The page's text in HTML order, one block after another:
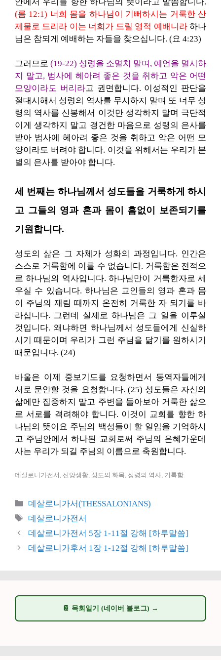
(롬 12:1) 너희 몸을 하나님이 기뻐하시는 거룩한 산
제물로 드리라 이는 너희가 드릴 영적 예배니라 하나
님은 참되게 예배하는 자들을 찾으십니다. (요 4:23)
그러므로 (19-22) 성령을 소멸치 말며, 예언을 멸시하
지 말고, 범사에 헤아려 좋은 것을 취하고 악은 어떤
모양이라도 버리라고 권면합니다. 이성적인 판단을
절대시해서 성령의 역사를 무시하지 말며 또 너무 성
령의 역사를 신봉해서 이것만 생각하지 말며 극단적
이게 생각하지 말고 경건한 마음으로 성령의 은사를
받아 범사에 헤아려 좋은 것을 취하고 악은 어떤 모
양이라도 버려야 합니다. 이것을 위해서는 우리가 분
별의 은사를 받아야 합니다.
세 번째는 하나님께서 성도들을 거룩하게 하시
고 그들의 영과 혼과 몸이 흠없이 보존되기를
기원합니다.
성도의 삶은 그 자체가 성화의 과정입니다. 인간은
스스로 거룩함에 이를 수 없습니다. 거룩함은 전적으
로 하나님의 역사입니다. 하나님만이 거룩한자로 세
우실 수 있습니다. 하나님은 교인들의 영과 혼과 몸
이 주님의 재림 때까지 온전히 거룩한 자 되기를 바
라십니다. 그런데 실제로 하나님은 그 일을 이루실
것입니다. 왜냐하면 하나님께서 성도들에게 신실하
시기 때문이며 우리가 그런 주님을 닮기를 원하시기
때문입니다. (24)
바울은 이제 중보기도를 요청하면서 동역자들에게
서로 문안할 것을 요청합니다. (25) 성도들은 자신의
삶에만 집중하지 말고 주변을 돌아보아 거룩한 삶으
로 서로를 격려해야 합니다. 이것이 교회를 향한 하
나님의 뜻이요 주님의 백성들이 할 일임을 기억하시
고 주님안에서 하나된 교회로써 주님의 은혜가운데
사는 우리가 되길 주님의 이름으로 축원합니다.
데살로니가전서, 신앙생활, 성도의 화목, 성령의 역사, 거룩함
카
테
리
데살로니가서(THESSALONIANS)
태
그
데살로니가전서
데살로니가전서 5장 1-11절 강해 [하루말씀]
데살로니가후서 1장 1-12절 강해 [하루말씀]
📔 목회일기 (네이버 블로그) →